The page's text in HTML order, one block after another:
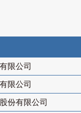
限公司
限公司
份有限公司